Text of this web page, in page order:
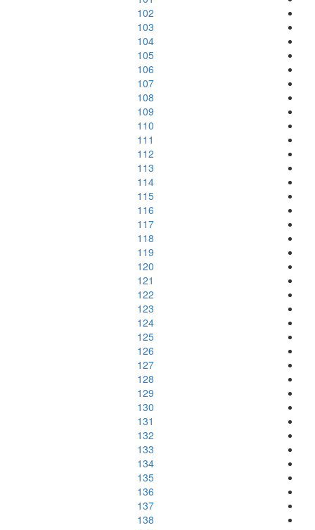
102
103
104
105
106
107
108
109
110
111
112
113
114
115
116
117
118
119
120
121
122
123
124
125
126
127
128
129
130
131
132
133
134
135
136
137
138